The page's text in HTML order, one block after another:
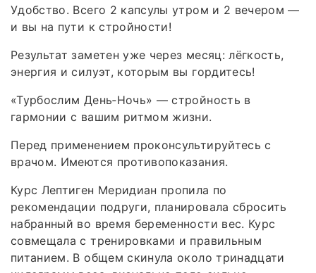
Удобство. Всего 2 капсулы утром и 2 вечером —
и вы на пути к стройности!
Результат заметен уже через месяц: лёгкость,
энергия и силуэт, которым вы гордитесь!
«Турбослим День‑Ночь» — стройность в
гармонии с вашим ритмом жизни.
Перед применением проконсультируйтесь с
врачом. Имеются противопоказания.
Курс Лептиген Меридиан пропила по
рекомендации подруги, планировала сбросить
набранный во время беременности вес. Курс
совмещала с тренировками и правильным
питанием. В общем скинула около тринадцати